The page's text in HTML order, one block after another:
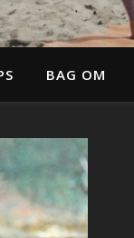
BAG OM